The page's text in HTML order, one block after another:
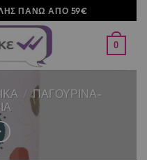
ΠΑΝΩ ΑΠΟ 59€
0
/ ΠΑΓΟΥΡΙΝΑ-